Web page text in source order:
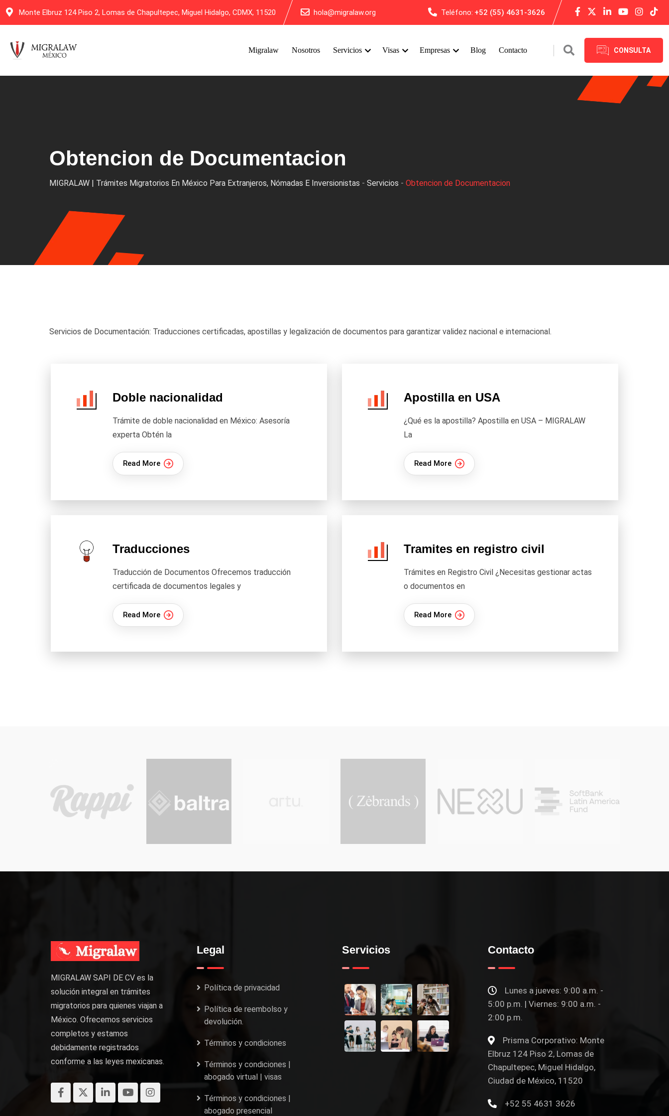
Monte Elbruz 124 Piso 2, Lomas de Chapultepec, Miguel Hidalgo, CDMX, 11520 hola@migralaw.org Teléfono: +52 (55) 4631-3626
Migralaw Nosotros Servicios Visas Empresas Blog Contacto CONSULTA
Obtencion de Documentacion
MIGRALAW | Trámites Migratorios En México Para Extranjeros, Nómadas E Inversionistas - Servicios - Obtencion de Documentacion
Servicios de Documentación: Traducciones certificadas, apostillas y legalización de documentos para garantizar validez nacional e internacional.
Doble nacionalidad
Trámite de doble nacionalidad en México: Asesoría
experta Obtén la
Read More
Apostilla en USA
¿Qué es la apostilla? Apostilla en USA – MIGRALAW
La
Read More
Traducciones
Traducción de Documentos Ofrecemos traducción
certificada de documentos legales y
Read More
Tramites en registro civil
Trámites en Registro Civil ¿Necesitas gestionar actas
o documentos en
Read More
MIGRALAW SAPI DE CV es la
solución integral en trámites
migratorios para quienes viajan a
México. Ofrecemos servicios
completos y estamos
debidamente registrados
conforme a las leyes mexicanas.
Legal
Política de privacidad
Política de reembolso y
devolución.
Términos y condiciones
Términos y condiciones |
abogado virtual | visas
Términos y condiciones |
abogado presencial
Servicios Contacto
Lunes a jueves: 9:00 a.m. -
5:00 p.m. | Viernes: 9:00 a.m. -
2:00 p.m.
Prisma Corporativo: Monte
Elbruz 124 Piso 2, Lomas de
Chapultepec, Miguel Hidalgo,
Ciudad de México, 11520
+52 55 4631 3626